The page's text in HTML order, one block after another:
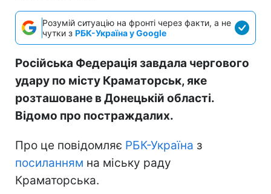
Розумій ситуацію на фронті через факти, а не
чутки з РБК-Україна у Google
Російська Федерація завдала чергового
удару по місту Краматорськ, яке
розташоване в Донецькій області.
Відомо про постраждалих.
Про це повідомляє РБК-Україна з
посиланням на міську раду
Краматорська.